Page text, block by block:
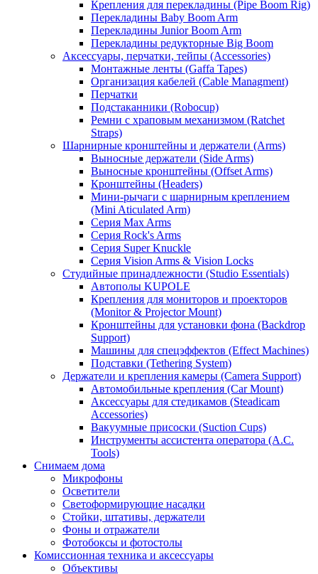
Крепления для перекладины (Pipe Boom Rig)
Перекладины Baby Boom Arm
Перекладины Junior Boom Arm
Перекладины редукторные Big Boom
Аксессуары, перчатки, тейпы (Accessories)
Монтажные ленты (Gaffa Tapes)
Организация кабелей (Cable Managment)
Перчатки
Подстаканники (Robocup)
Ремни с храповым механизмом (Ratchet
Straps)
Шарнирные кронштейны и держатели (Arms)
Выносные держатели (Side Arms)
Выносные кронштейны (Offset Arms)
Кронштейны (Headers)
Мини-рычаги с шарнирным креплением
(Mini Aticulated Arm)
Серия Max Arms
Серия Rock's Arms
Серия Super Knuckle
Серия Vision Arms & Vision Locks
Студийные принадлежности (Studio Essentials)
Автополы KUPOLE
Крепления для мониторов и проекторов
(Monitor & Projector Mount)
Кронштейны для установки фона (Backdrop
Support)
Машины для спецэффектов (Effect Machines)
Подставки (Tethering System)
Держатели и крепления камеры (Camera Support)
Автомобильные крепления (Car Mount)
Аксессуары для стедикамов (Steadicam
Accessories)
Вакуумные присоски (Suction Cups)
Инструменты ассистента оператора (A.C.
Tools)
Снимаем дома
Микрофоны
Осветители
Светоформирующие насадки
Стойки, штативы, держатели
Фоны и отражатели
Фотобоксы и фотостолы
Комиссионная техника и аксессуары
Объективы